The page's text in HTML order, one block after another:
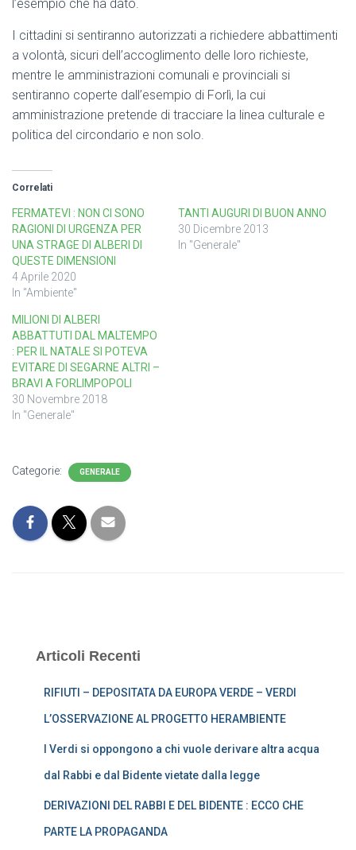
l’esempio che ha dato.
I cittadini si sentiranno autorizzati a richiedere abbattimenti
a volontà, sicuri dell’accoglimento delle loro richieste,
mentre le amministrazioni comunali e provinciali si
sentiranno coperte dall’esempio di Forlì, la cui
amministrazione pretende di tracciare la linea culturale e
politica del circondario e non solo.
Correlati
FERMATEVI : NON CI SONO
RAGIONI DI URGENZA PER
UNA STRAGE DI ALBERI DI
QUESTE DIMENSIONI
4 Aprile 2020
In "Ambiente"
TANTI AUGURI DI BUON ANNO
30 Dicembre 2013
In "Generale"
MILIONI DI ALBERI
ABBATTUTI DAL MALTEMPO
: PER IL NATALE SI POTEVA
EVITARE DI SEGARNE ALTRI –
BRAVI A FORLIMPOPOLI
30 Novembre 2018
In "Generale"
Categorie: GENERALE
Articoli Recenti
RIFIUTI – DEPOSITATA DA EUROPA VERDE – VERDI
L’OSSERVAZIONE AL PROGETTO HERAMBIENTE
I Verdi si oppongono a chi vuole derivare altra acqua
dal Rabbi e dal Bidente vietate dalla legge
DERIVAZIONI DEL RABBI E DEL BIDENTE : ECCO CHE
PARTE LA PROPAGANDA